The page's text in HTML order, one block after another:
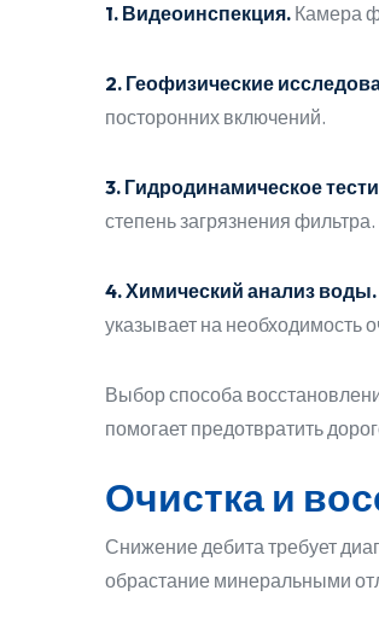
1. Видеоинспекция. Камера
2. Геофизические
посторонних включений.
3. Гидродинамическое
степень загрязнения фильтра.
4. Химический анализ воды.
указывает на необходимость
Выбор способа
помогает предотвратить
Очистка и
Снижение дебита требует
обрастание минеральными